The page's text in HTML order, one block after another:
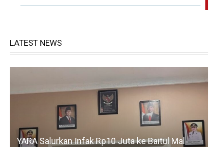
LATEST NEWS
YARA Salurkan Infak Rp10 Juta ke Baitul Mal